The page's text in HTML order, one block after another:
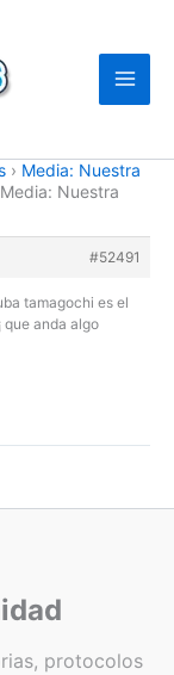
› Media: Nuestra
Nuestra
#52491
tamagochi es el
que anda algo
protocolos